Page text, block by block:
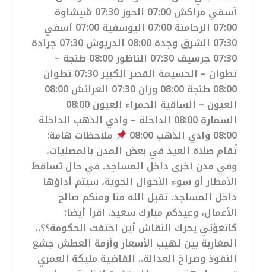
آسفي مراكش 07:00 الحوز 07:30 شيشاوة
07:00 الرحامنة 07:00 اليوسفية 07:00 آسفي
07:30 الشرق وجدة 08:00 الدريوش 07:30 جرادة
07:30 جرسيف 07:30 الناظور 08:00 طنجة –
تطوان – الحسيمة القصر الكبير 07:30 تطوان
08:00 طنجة 08:00 وزان 07:30 العرائش 08:00
العيون – الساقية الحمراء العيون 08:00
السمارة 08:00 الداخلة – وادي الذهب الداخلة
08:00 وادي الذهب 08:00
ملاحظات هامة:
تُقام صلاة العيد في بعض المدن بالمصليات،
وفي مدن أخرى داخل المساجد. في حال تساقط
الأمطار أو سوء الأحوال الجوية، سيتم أداؤها
داخل المساجد. تقبل الله منا ومنكم صالح
الأعمال، وعيدكم مبارك سعيد. اقرأ أيضا:
كاتغوّتي يحرك النقاش أين اختفت الحكومة؟؟..
المغاربة بين لهيب الأسعار وأزمة العطش جشع
النفوذ وصراخ العدالة.. القاضية مليكة العمري